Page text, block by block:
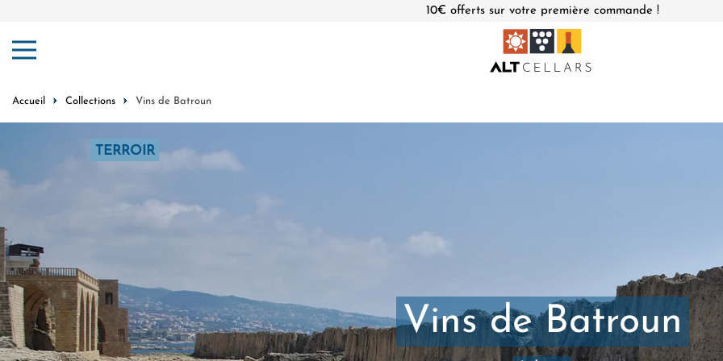
10€ offerts sur votre première commande !
Accueil Collections Vins de Batroun
TERROIR
Vins de Batroun